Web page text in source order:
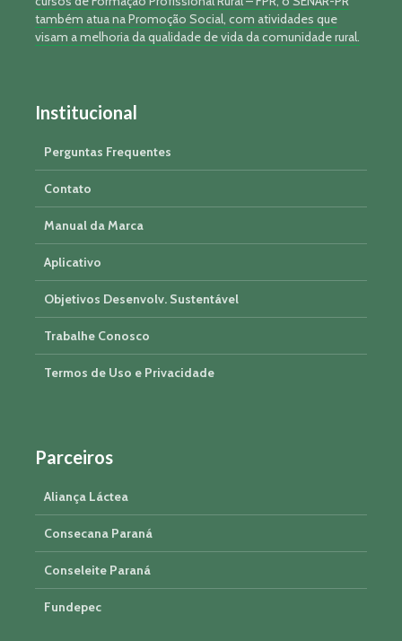
também atua na Promoção Social, com atividades que
visam a melhoria da qualidade de vida da comunidade rural.
Institucional
Perguntas Frequentes
Contato
Manual da Marca
Aplicativo
Objetivos Desenvolv. Sustentável
Trabalhe Conosco
Termos de Uso e Privacidade
Parceiros
Aliança Láctea
Consecana Paraná
Conseleite Paraná
Fundepec